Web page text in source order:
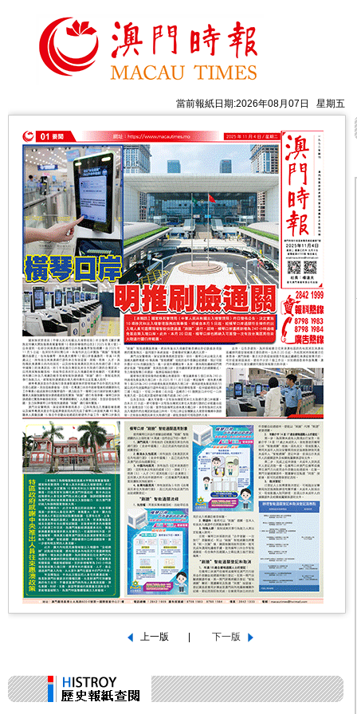
當前報紙日期:2026年08月07日 星期五